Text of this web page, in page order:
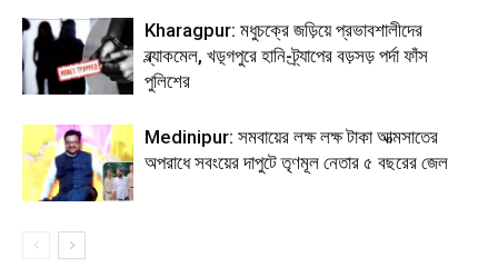
Kharagpur: মধুচক্রে জড়িয়ে প্রভাবশালীদের
ব্ল্যাকমেল, খড়্গপুরে হানি-ট্র্যাপের বড়সড় পর্দা ফাঁস
পুলিশের
Medinipur: সমবায়ের লক্ষ লক্ষ টাকা আত্মসাতের
অপরাধে সবংয়ের দাপুটে তৃণমূল নেতার ৫ বছরের জেল